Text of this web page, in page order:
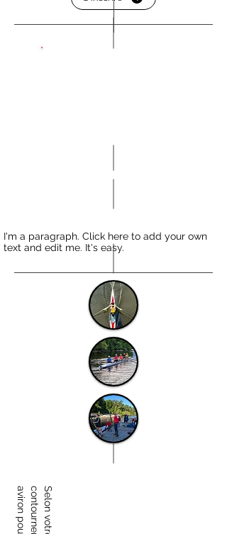
I'm a paragraph. Click here to add your own
text and edit me. It's easy.